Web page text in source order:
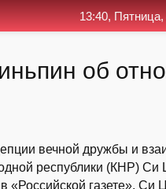
об
вечной дружбы и
республики (КНР) Си
газете». Си
13:40, Пятница,